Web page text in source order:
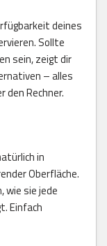
deines
Sollte
sein, zeigt dir
– alles
Rechner.
in
Oberfläche.
wie sie jede
Einfach